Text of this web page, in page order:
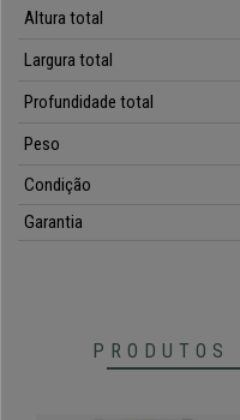
• Em chapa de aço de 0.7mm
• Prateleiras ajustáveis em altura
Altura total
Largura total
Profundidade total
Peso
Condição
Garantia
PRODUTOS